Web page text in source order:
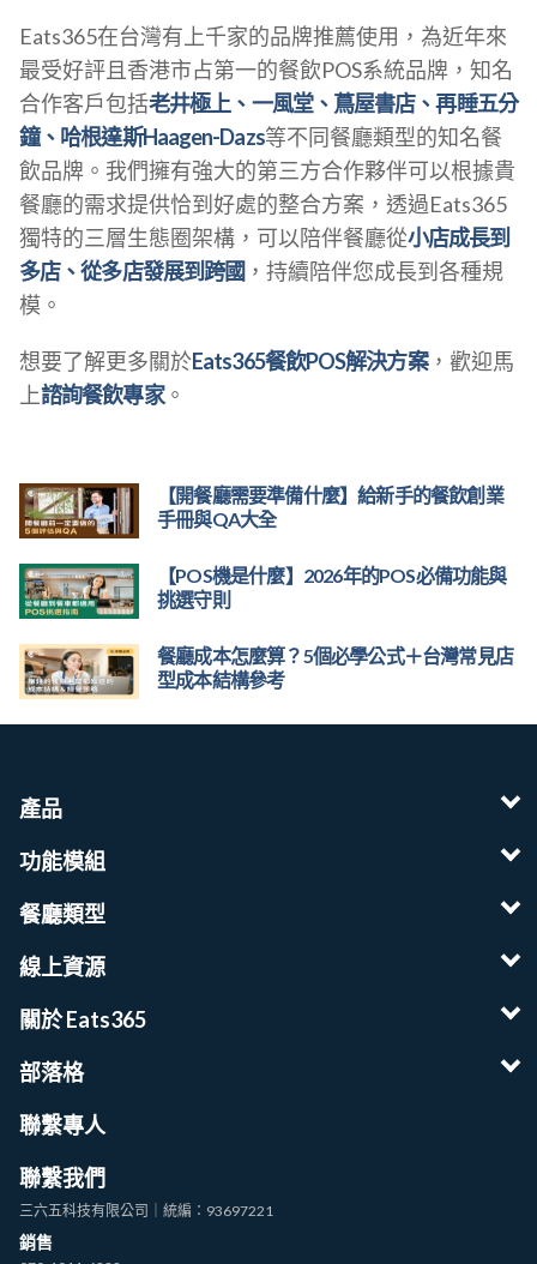
Eats365在台灣有上千家的品牌推薦使用，為近年來
最受好評且香港市占第一的餐飲POS系統品牌，知名
合作客戶包括老井極上、一風堂、蔦屋書店、再睡五分
鐘、哈根達斯Haagen-Dazs等不同餐廳類型的知名餐
飲品牌。我們擁有強大的第三方合作夥伴可以根據貴
餐廳的需求提供恰到好處的整合方案，透過Eats365
獨特的三層生態圈架構，可以陪伴餐廳從小店成長到
多店、從多店發展到跨國 ，持續陪伴您成長到各種規
模。
想要了解更多關於Eats365餐飲POS解決方案，歡迎馬
上諮詢餐飲專家。
【開餐廳需要準備什麼】給新手的餐飲創業
手冊與QA大全
【POS機是什麼】2026年的POS必備功能與
挑選守則
餐廳成本怎麼算？5個必學公式＋台灣常見店
型成本結構參考
產品
功能模組
餐廳類型
線上資源
關於 Eats365
部落格
聯繫專人
聯繫我們
三六五科技有限公司｜統編：93697221
銷售